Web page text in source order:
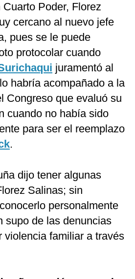
Poder, Florez
cercano al nuevo jefe
pues se le puede
protocolar cuando
juramentó al
habría acompañado a la
Congreso que evaluó su
cuando no había sido
para ser el reemplazo
.
dijo tener algunas
Salinas; sin
personalmente
supo de las denuncias
violencia familiar a través